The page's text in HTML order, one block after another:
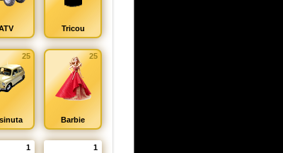
Tricou
25 25
Barbie
1 1